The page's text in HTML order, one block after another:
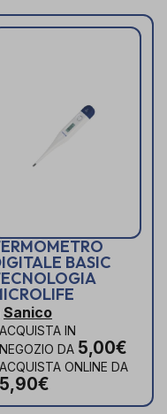
BASIC
Sanico
ACQUISTA IN
NEGOZIO DA 5,00€
ACQUISTA ONLINE DA
5,90€